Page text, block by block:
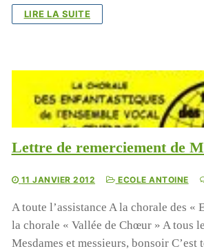
LIRE LA SUITE
Lettre de remerciement de
11 JANVIER 2012 ECOLE ANTOINE
A toute l’assistance A la chorale des «
la chorale « Vallée de Chœur » A tous
Mesdames et messieurs, bonsoir